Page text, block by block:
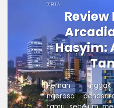
BERITA
Hasyim:
Pernah
ngerasa